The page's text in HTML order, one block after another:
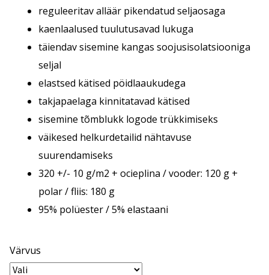
reguleeritav alläär pikendatud seljaosaga
kaenlaalused tuulutusavad lukuga
täiendav sisemine kangas soojusisolatsiooniga
seljal
elastsed kätised pöidlaaukudega
takjapaelaga kinnitatavad kätised
sisemine tõmblukk logode trükkimiseks
väikesed helkurdetailid nähtavuse
suurendamiseks
320 +/- 10 g/m2 + ocieplina / vooder: 120 g +
polar / fliis: 180 g
95% polüester / 5% elastaani
Värvus